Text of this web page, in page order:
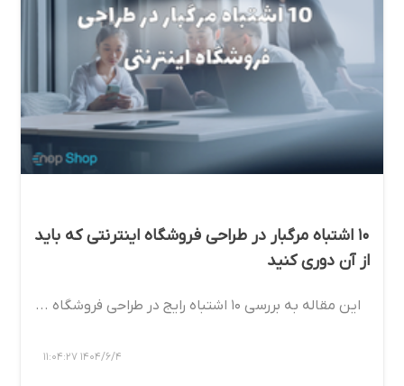
10 اشتباه مرگبار در طراحی فروشگاه اینترنتی که باید
از آن دوری کنید
این مقاله به بررسی ۱۰ اشتباه رایج در طراحی فروشگاه ...
1404/6/4 11:04:27